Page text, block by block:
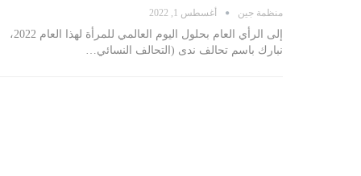
منظمة جين أغسطس 1, 2022
إلى الرأي العام بحلول اليوم العالمي للمرأة لهذا العام 2022،
نبارك باسم تحالف ندى (التحالف النسائي…